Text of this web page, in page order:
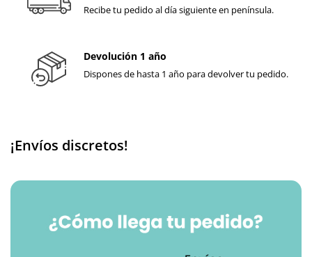
Recibe tu pedido al día siguiente en península.
Devolución 1 año
Dispones de hasta 1 año para devolver tu pedido.
¡Envíos discretos!